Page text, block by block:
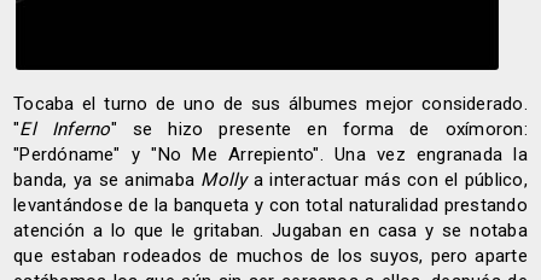
Tocaba el turno de uno de sus álbumes mejor considerado.
"El Inferno" se hizo presente en forma de oxímoron:
"Perdóname" y "No Me Arrepiento". Una vez engranada la
banda, ya se animaba Mollya interactuar más con el público,
levantándose de la banqueta y con total naturalidad prestando
atención a lo que le gritaban. Jugaban en casa y se notaba
que estaban rodeados de muchos de los suyos, pero aparte